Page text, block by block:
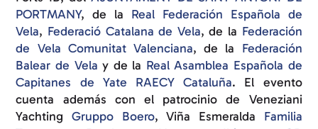
PORTMANY, de la Real Federación Española de
Vela, Federació Catalana de Vela, de la Federación
de Vela Comunitat Valenciana, de la Federación
Balear de Vela y de la Real Asamblea Española de
Capitanes de Yate RAECY Cataluña. El evento
cuenta además con el patrocinio de Veneziani
YachtingGruppo Boero, Viña Esmeralda Familia